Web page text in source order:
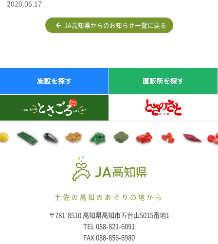
2020.06.17
JA高知県からのお知らせ一覧に戻る
土佐の高知のあぐりの地から
〒781-8510 高知県高知市五台山5015番地1
TEL 088-821-6091
FAX 088-856-6980